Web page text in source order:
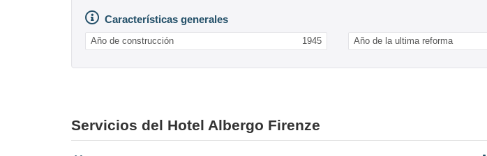
Características generales
Año de construcción 1945 Año de la ultima reforma
Servicios del Hotel Albergo Firenze